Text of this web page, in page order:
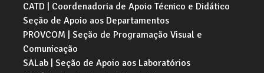
CATD | Coordenadoria de Apoio Técnico e Didático
Seção de Apoio aos Departamentos
PROVCOM | Seção de Programação Visual e
Comunicação
SALab | Seção de Apoio aos Laboratórios